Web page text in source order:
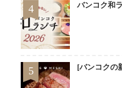
4 バンコク和
5 [バンコクの